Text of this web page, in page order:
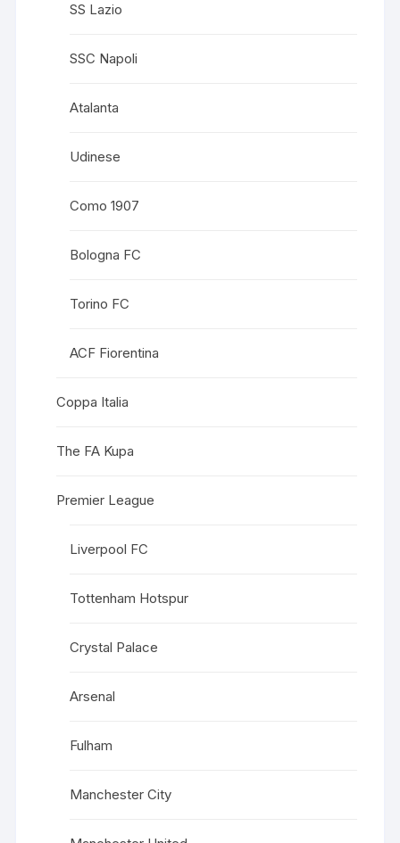
SS Lazio
SSC Napoli
Atalanta
Udinese
Como 1907
Bologna FC
Torino FC
ACF Fiorentina
Coppa Italia
The FA Kupa
Premier League
Liverpool FC
Tottenham Hotspur
Crystal Palace
Arsenal
Fulham
Manchester City